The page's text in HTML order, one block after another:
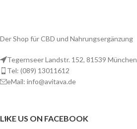
Der Shop für CBD und Nahrungsergänzung
Tegernseer Landstr. 152, 81539 München
Tel: (089) 13011612
eMail: info@avitava.de
LIKE US ON FACEBOOK